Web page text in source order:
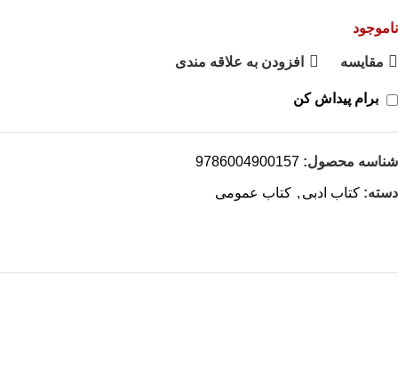
ناموجود
مقايسه افزودن به علاقه مندی
برام پیداش کن
شناسه محصول: 9786004900157
دسته: کتاب ادبی , کتاب عمومی